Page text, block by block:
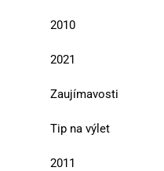
2010
2021
Zaujímavosti
Tip na výlet
2011